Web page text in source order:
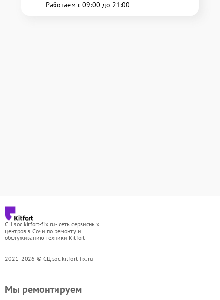
Работаем с 09:00 до 21:00
СЦ soc.kitfort-fix.ru - сеть сервисных
центров в Сочи по ремонту и
обслуживанию техники Kitfort
2021-2026 © СЦ soc.kitfort-fix.ru
Мы ремонтируем